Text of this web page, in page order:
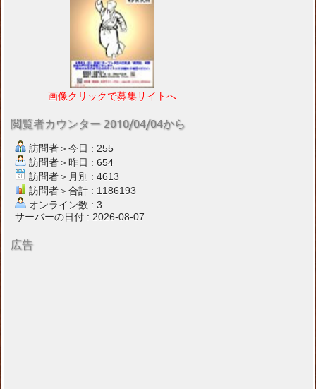
画像クリックで募集サイトへ
閲覧者カウンター 2010/04/04から
訪問者＞今日 : 255
訪問者＞昨日 : 654
訪問者＞月別 : 4613
訪問者＞合計 : 1186193
オンライン数 : 3
サーバーの日付 : 2026-08-07
広告